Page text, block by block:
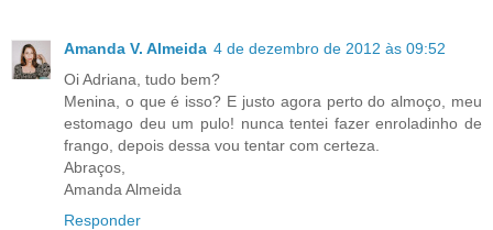
Amanda V. Almeida 4 de dezembro de 2012 às 09:52
Oi Adriana, tudo bem?
Menina, o que é isso? E justo agora perto do almoço, meu
estomago deu um pulo! nunca tentei fazer enroladinho de
frango, depois dessa vou tentar com certeza.
Abraços,
Amanda Almeida
Responder